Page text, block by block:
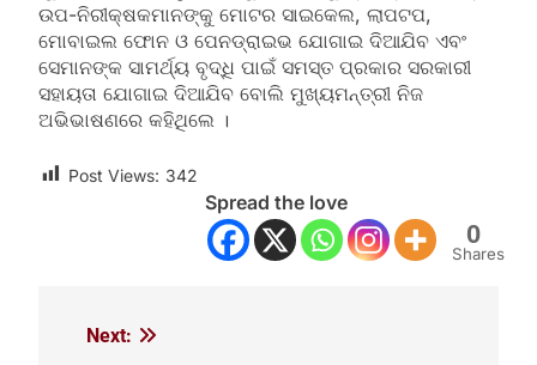
ଉପ-ନିରୀକ୍ଷକମାନଙ୍କୁ ମୋଟର ସାଇକେଲ, ଲାପଟପ,
ମୋବାଇଲ ଫୋନ ଓ ପେନଡ୍ରାଇଭ ଯୋଗାଇ ଦିଆଯିବ ଏବଂ
ସେମାନଙ୍କ ସାମର୍ଥ୍ୟ ବୃଦ୍ଧି ପାଇଁ ସମସ୍ତ ପ୍ରକାର ସରକାରୀ
ସହାୟତା ଯୋଗାଇ ଦିଆଯିବ ବୋଲି ମୁଖ୍ୟମନ୍ତ୍ରୀ ନିଜ
ଅଭିଭାଷଣରେ କହିଥିଲେ ।
Post Views: 342
Spread the love
0
Shares
Post
Next: